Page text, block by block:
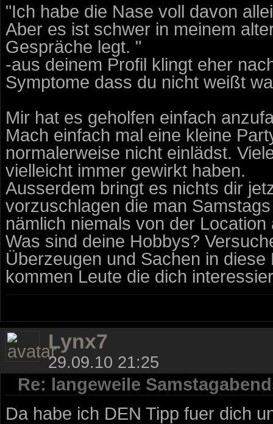
"Ich habe die Nase voll davon
Aber es ist schwer in meinem
Gespräche legt. "
-aus deinem Profil klingt eher
Symptome dass du nicht weißt
Mir hat es geholfen einfach
Mach einfach mal eine kleine
normalerweise nicht einlädst.
vielleicht immer gewirkt haben.
Ausserdem bringt es nichts dir
vorzuschlagen die man
nämlich niemals von der Location
Was sind deine Hobbys?
Überzeugen und Sachen in
kommen Leute die dich
Lynx7
29.09.10 21:25
Re: langeweile
Da habe ich DEN Tipp fuer dich